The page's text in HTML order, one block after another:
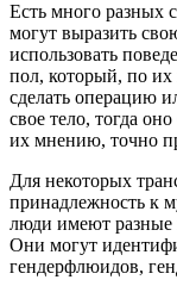
Есть много разных
могут выразить
использовать
пол, который, по
сделать операцию
свое тело, тогда
их мнению, точно
Для некоторых
принадлежность к
люди имеют разные
Они могут
гендерфлюидов,